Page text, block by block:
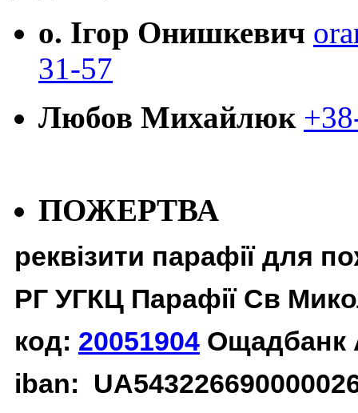
о. Ігор Онишкевич
31-57
Любов Михайлюк
ПОЖЕРТВА
реквізити парафії для
РГ УГКЦ Парафії Св
код: 20051904 Ощадбанк
iban: